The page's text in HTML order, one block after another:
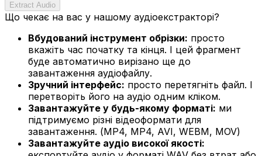
Extract Audio
Що чекає на вас у нашому аудіоекстракторі?
Вбудований інструмент обрізки: просто
вкажіть час початку та кінця. І цей фрагмент
буде автоматично вирізано ще до
завантаження аудіофайлу.
Зручний інтерфейс: просто перетягніть файл. І
перетворіть його на аудіо одним кліком.
Завантажуйте у будь-якому форматі: ми
підтримуємо різні відеоформати для
завантаження. (MP4, MP4, AVI, WEBM, MOV)
Завантажуйте аудіо високої якості: